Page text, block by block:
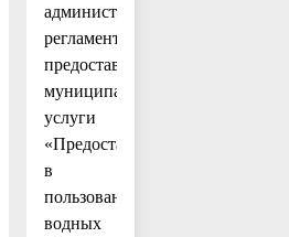
административного
регламента
предоставления
муниципальной
услуги
«Предоставление
в
пользование
водных